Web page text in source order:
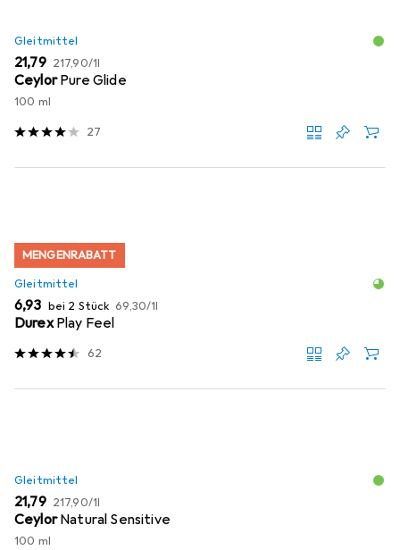
Gleitmittel
EUR
21,79 EUR
217,90/1l
Ceylor Pure Glide
100 ml
27
MENGENRABATT
Gleitmittel
EUR
6,93 bei 2 Stück EUR
69,30/1l
Durex Play Feel
62
Gleitmittel
EUR
21,79 EUR
217,90/1l
Ceylor Natural Sensitive
100 ml